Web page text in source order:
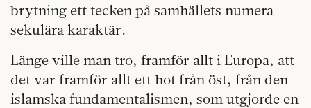
brytning ett tecken på samhällets numera
sekulära karaktär.
Länge ville man tro, framför allt i Europa, att
det var framför allt ett hot från öst, från den
islamska fundamentalismen, som utgjorde en